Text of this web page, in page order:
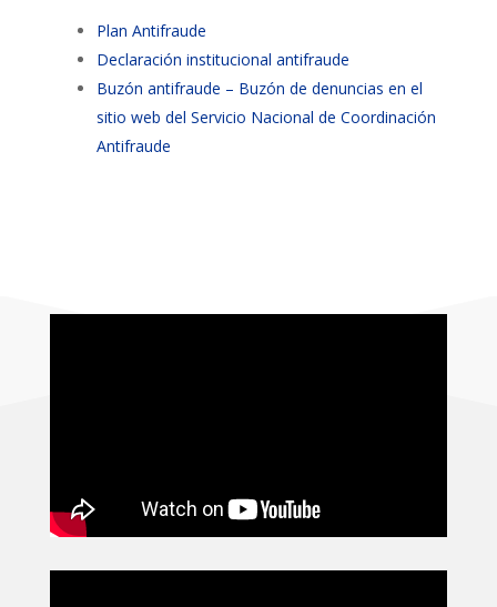
Plan Antifraude
Declaración institucional antifraude
Buzón antifraude – Buzón de denuncias en el
sitio web del Servicio Nacional de Coordinación
Antifraude